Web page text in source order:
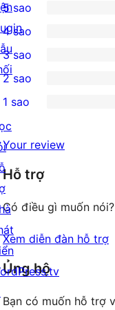
94
5-
star
reviews
5 sao
12
4-
star
reviews
4 sao
7
3-
star
reviews
3 sao
2-
star
reviews
2 sao
36
1-
star
reviews
1 sao
Your review
Hỗ trợ
Có điều gì muốn
Xem diễn đàn hỗ trợ
Ủng hộ
Bạn có muốn hỗ trợ